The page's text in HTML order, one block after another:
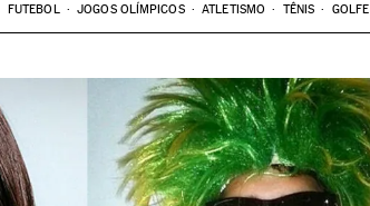
FUTEBOL JOGOS OLÍMPICOS ATLETISMO TÊNIS GOLFE